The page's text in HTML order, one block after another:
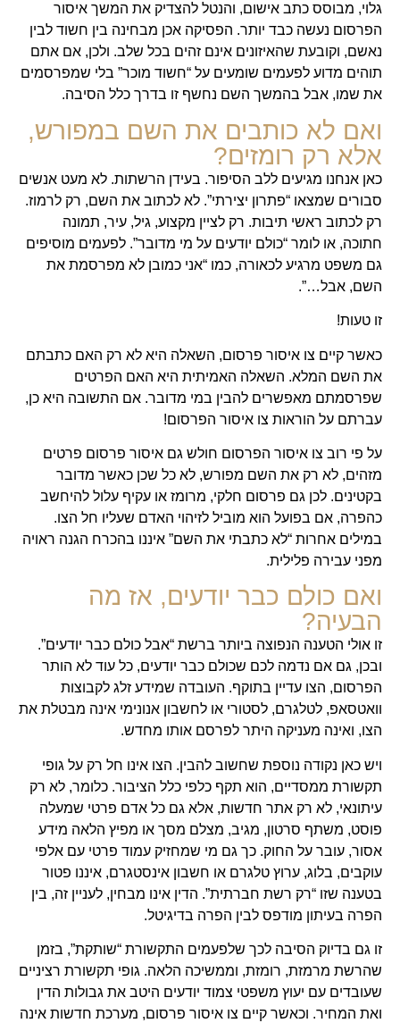
גלוי, מבוסס כתב אישום, והנטל להצדיק את המשך איסור
הפרסום נעשה כבד יותר. הפסיקה אכן מבחינה בין חשוד לבין
נאשם, וקובעת שהאיזונים אינם זהים בכל שלב. ולכן, אם אתם
תוהים מדוע לפעמים שומעים על “חשוד מוכר” בלי שמפרסמים
את שמו, אבל בהמשך השם נחשף זו בדרך כלל הסיבה.
ואם לא כותבים את השם במפורש,
אלא רק רומזים?
כאן אנחנו מגיעים ללב הסיפור. בעידן הרשתות. לא מעט אנשים
סבורים שמצאו “פתרון יצירתי”. לא לכתוב את השם, רק לרמוז.
רק לכתוב ראשי תיבות. רק לציין מקצוע, גיל, עיר, תמונה
חתוכה, או לומר “כולם יודעים על מי מדובר”. לפעמים מוסיפים
גם משפט מרגיע לכאורה, כמו “אני כמובן לא מפרסמת את
השם, אבל…”.
זו טעות!
כאשר קיים צו איסור פרסום, השאלה היא לא רק האם כתבתם
את השם המלא. השאלה האמיתית היא האם הפרטים
שפרסמתם מאפשרים להבין במי מדובר. אם התשובה היא כן,
עברתם על הוראות צו איסור הפרסום!
על פי רוב צו איסור הפרסום חולש גם איסור פרסום פרטים
מזהים, לא רק את השם מפורש, לא כל שכן כאשר מדובר
בקטינים. לכן גם פרסום חלקי, מרומז או עקיף עלול להיחשב
כהפרה, אם בפועל הוא מוביל לזיהוי האדם שעליו חל הצו.
במילים אחרות “לא כתבתי את השם” איננו בהכרח הגנה ראויה
מפני עבירה פלילית.
ואם כולם כבר יודעים, אז מה
הבעיה?
זו אולי הטענה הנפוצה ביותר ברשת “אבל כולם כבר יודעים”.
ובכן, גם אם נדמה לכם שכולם כבר יודעים, כל עוד לא הותר
הפרסום, הצו עדיין בתוקף. העובדה שמידע זלג לקבוצות
וואטסאפ, לטלגרם, לסטורי או לחשבון אנונימי אינה מבטלת את
הצו, ואינה מעניקה היתר לפרסם אותו מחדש.
ויש כאן נקודה נוספת שחשוב להבין. הצו אינו חל רק על גופי
תקשורת ממסדיים, הוא תקף כלפי כלל הציבור. כלומר, לא רק
עיתונאי, לא רק אתר חדשות, אלא גם כל אדם פרטי שמעלה
פוסט, משתף סרטון, מגיב, מצלם מסך או מפיץ הלאה מידע
אסור, עובר על החוק. כך גם מי שמחזיק עמוד פרטי עם אלפי
עוקבים, בלוג, ערוץ טלגרם או חשבון אינסטגרם, איננו פטור
בטענה שזו “רק רשת חברתית”. הדין אינו מבחין, לעניין זה, בין
הפרה בעיתון מודפס לבין הפרה בדיגיטל.
זו גם בדיוק הסיבה לכך שלפעמים התקשורת “שותקת”, בזמן
שהרשת מרמזת, רומזת, וממשיכה הלאה. גופי תקשורת רציניים
שעובדים עם יעוץ משפטי צמוד יודעים היטב את גבולות הדין
ואת המחיר. וכאשר קיים צו איסור פרסום, מערכת חדשות אינה